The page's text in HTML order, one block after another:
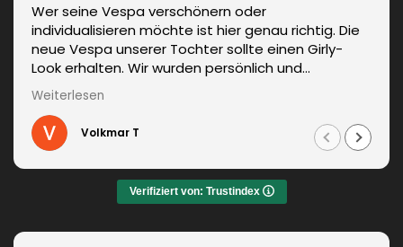
Wer seine Vespa verschönern oder
individualisieren möchte ist hier genau richtig. Die
neue Vespa unserer Tochter sollte einen Girly-
Look erhalten. Wir wurden persönlich und
kompetent beraten. Die Lieferung erfolgte
unverzüglich. Weitere Änderungen waren auch kein
Problem und wurden sofort umgesetzt.
Informationen zum fachgerechten Anbringen sind
Das Ergebnis war jeden Euro wert. Vielen Dank!
Weiterlesen
Volkmar T
Verifiziert von: Trustindex